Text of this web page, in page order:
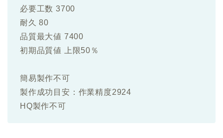
必要工数 3700
耐久 80
品質最大値 7400
初期品質値 上限50％
簡易製作不可
製作成功目安：作業精度2924
HQ製作不可